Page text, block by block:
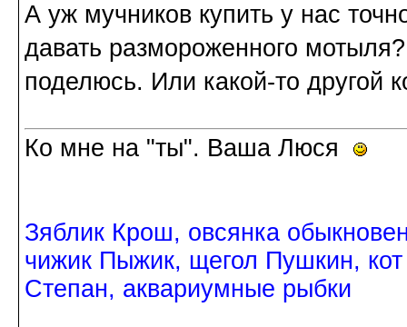
А уж мучников купить у нас
давать размороженного
поделюсь. Или какой-то другой
Ко мне на "ты". Ваша Люся
Зяблик Крош, овсянка
чижик Пыжик, щегол Пушкин,
Степан, аквариумные рыбки